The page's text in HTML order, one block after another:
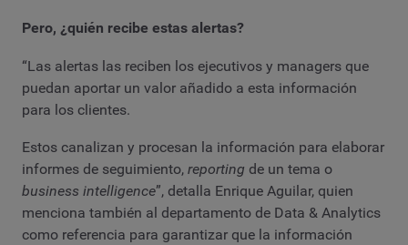
Pero, ¿quién recibe estas alertas?
“Las alertas las reciben los ejecutivos y managers que
puedan aportar un valor añadido a esta información
para los clientes.
Estos canalizan y procesan la información para elaborar
informes de seguimiento, reporting de un tema o
business intelligence”, detalla Enrique Aguilar, quien
menciona también al departamento de Data & Analytics
como referencia para garantizar que la información